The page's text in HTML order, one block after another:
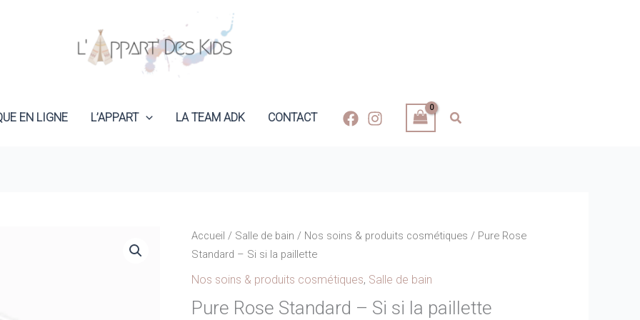
EN LIGNE L’APPART LA TEAM ADK CONTACT
Accueil / Salle de bain / Nos soins & produits cosmétiques / Pure Rose
Standard – Si si la paillette
Nos soins & produits cosmétiques, Salle de bain
Pure Rose Standard – Si si la paillette